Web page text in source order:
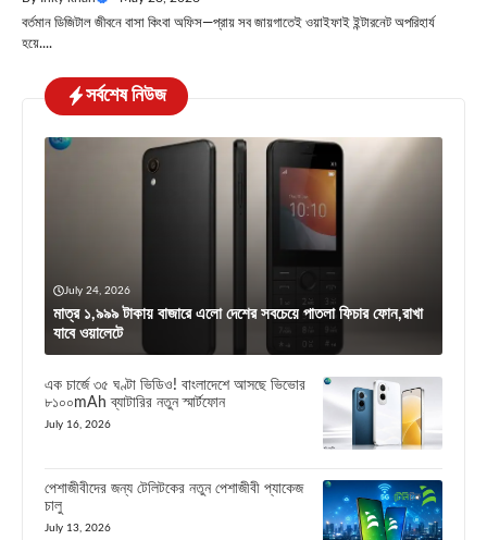
বর্তমান ডিজিটাল জীবনে বাসা কিংবা অফিস—প্রায় সব জায়গাতেই ওয়াইফাই ইন্টারনেট অপরিহার্য
হয়ে....
সর্বশেষ নিউজ
July 24, 2026
মাত্র ১,৯৯৯ টাকায় বাজারে এলো দেশের সবচেয়ে পাতলা ফিচার ফোন,রাখা
যাবে ওয়ালেটে
এক চার্জে ৩৫ ঘণ্টা ভিডিও! বাংলাদেশে আসছে ভিভোর
৮১০০mAh ব্যাটারির নতুন স্মার্টফোন
July 16, 2026
পেশাজীবীদের জন্য টেলিটকের নতুন পেশাজীবী প্যাকেজ
চালু
July 13, 2026